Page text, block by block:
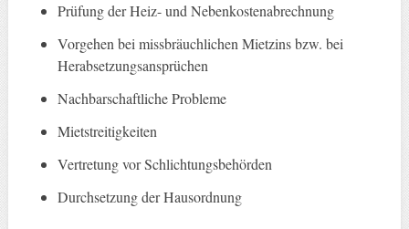
Prüfung der Heiz- und Nebenkostenabrechnung
Vorgehen bei missbräuchlichen Mietzins bzw. bei
Herabsetzungsansprüchen
Nachbarschaftliche Probleme
Mietstreitigkeiten
Vertretung vor Schlichtungsbehörden
Durchsetzung der Hausordnung